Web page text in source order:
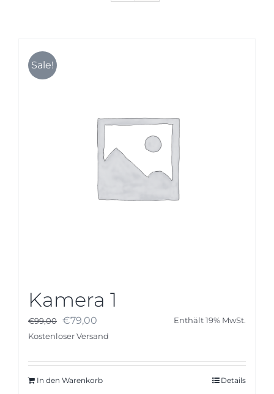
Kontakt
Sale!
Kamera 1
€99,00 Ursprünglicher
Preis
€79,00
Preis
Enthält 19% MwSt.
Kostenloser Versand
In den Warenkorb Details